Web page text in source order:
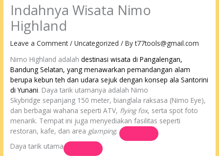
Indahnya Wisata Nimo
Highland
Leave a Comment /Uncategorized / Byt77tools@gmail.com
Nimo Highland adalahdestinasi wisata di Pangalengan,
Bandung Selatan, yang menawarkan pemandangan alam
berupa kebun teh dan udara sejuk dengan konsep ala Santorini
di Yunani. Daya tarik utamanya adalah Nimo
Skybridge sepanjang 150 meter, bianglala raksasa (Nimo Eye),
dan berbagai wahana seperti ATV, flying fox, serta spot foto
menarik. Tempat ini juga menyediakan fasilitas seperti
restoran, kafe, dan area glamping.
Daya tarik utama